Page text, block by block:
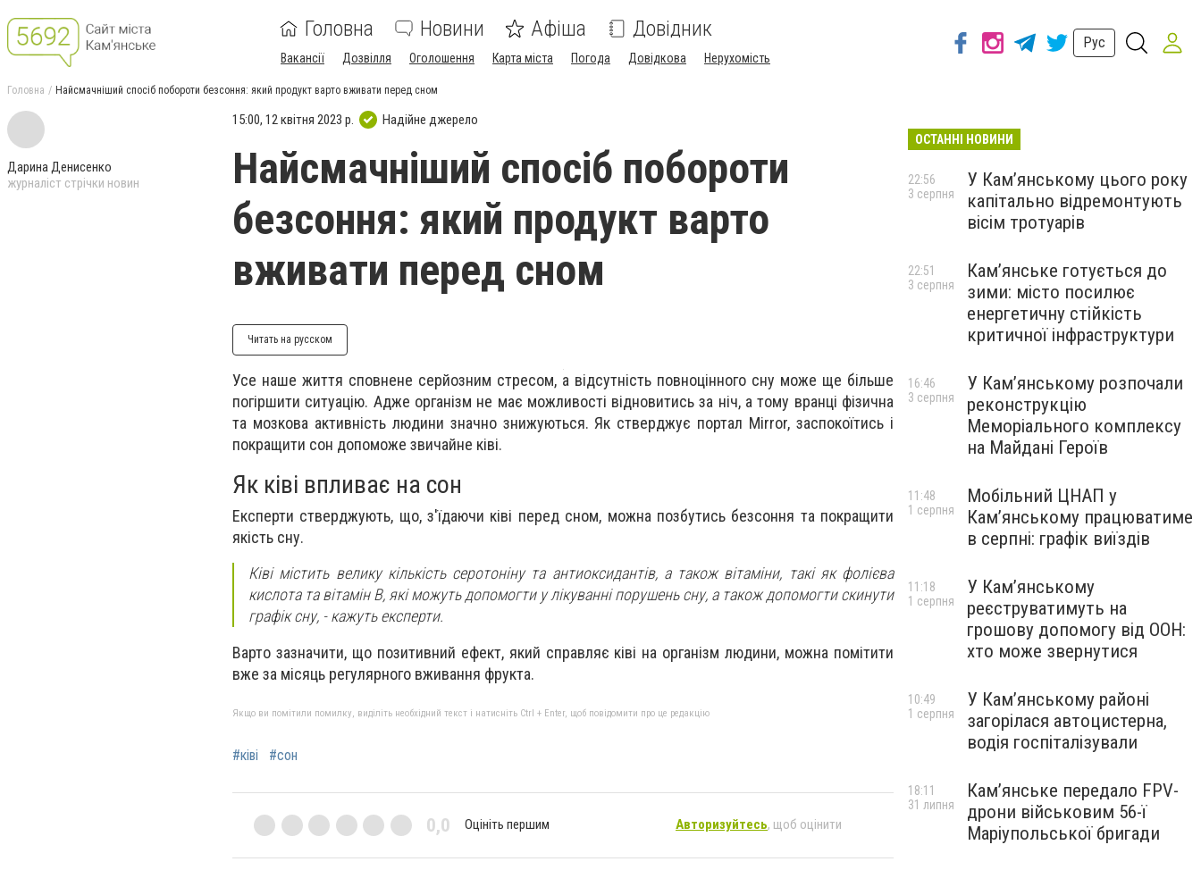
Головна Новини Афіша Довідник
Вакансії Дозвілля Оголошення Карта міста Погода Довідкова Нерухомість
Рус
Головна Найсмачніший спосіб побороти безсоння: який продукт варто вживати перед сном
Дарина Денисенко
журналіст стрічки новин
15:00, 12 квітня 2023 р. Надійне джерело
Найсмачніший спосіб побороти
безсоння: який продукт варто
вживати перед сном
Читать на русском
Усе наше життя сповнене серйозним стресом, а відсутність повноцінного сну може ще більше
погіршити ситуацію. Адже організм не має можливості відновитись за ніч, а тому вранці фізична
та мозкова активність людини значно знижуються. Як стверджує портал Mirror, заспокоїтись і
покращити сон допоможе звичайне ківі.
Як ківі впливає на сон
Експерти стверджують, що, з'їдаючи ківі перед сном, можна позбутись безсоння та покращити
якість сну.
Ківі містить велику кількість серотоніну та антиоксидантів, а також вітаміни, такі як фолієва
кислота та вітамін B, які можуть допомогти у лікуванні порушень сну, а також допомогти скинути
графік сну, - кажуть експерти.
Варто зазначити, що позитивний ефект, який справляє ківі на організм людини, можна помітити
вже за місяць регулярного вживання фрукта.
Якщо ви помітили помилку, виділіть необхідний текст і натисніть Ctrl + Enter, щоб повідомити про це редакцію
#ківі #сон
0,0 Оцініть першим Авторизуйтесь, щоб оцінити
ОСТАННІ НОВИНИ
У Кам’янському цього року
капітально відремонтують
вісім тротуарів
22:56
3 серпня
Кам’янське готується до
зими: місто посилює
енергетичну стійкість
критичної інфраструктури
22:51
3 серпня
У Кам’янському розпочали
реконструкцію
Меморіального комплексу
на Майдані Героїв
16:46
3 серпня
Мобільний ЦНАП у
Кам’янському працюватиме
в серпні: графік виїздів
11:48
1 серпня
У Кам’янському
реєструватимуть на
грошову допомогу від ООН:
хто може звернутися
11:18
1 серпня
У Кам’янському районі
загорілася автоцистерна,
водія госпіталізували
10:49
1 серпня
Кам’янське передало FPV-
дрони військовим 56-ї
Маріупольської бригади
18:11
31 липня